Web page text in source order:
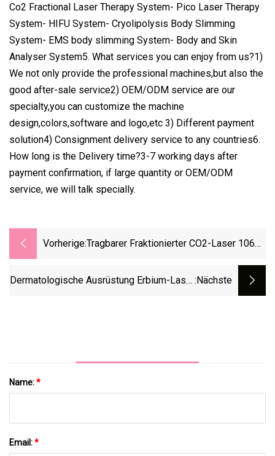
Co2 Fractional Laser Therapy System- Pico Laser Therapy
System- HIFU System- Cryolipolysis Body Slimming
System- EMS body slimming System- Body and Skin
Analyser System5. What services you can enjoy from us?1)
We not only provide the professional machines,but also the
good after-sale service2) OEM/ODM service are our
specialty,you can customize the machine
design,colors,software and logo,etc 3) Different payment
solution4) Consignment delivery service to any countries6.
How long is the Delivery time?3-7 working days after
payment confirmation, if large quantity or OEM/ODM
service, we will talk specially.
Vorherige:Tragbarer Fraktionierter CO2-Laser 10600
Laser
Dermatologische Ausrüstung Erbium-Laser :nächste
Name:*
Email:*